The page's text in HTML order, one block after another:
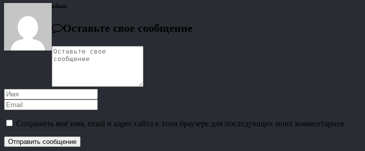
admin
Оставьте свое сообщение
Сохранить моё имя, email и адрес сайта в этом браузере для последующих моих комментариев.